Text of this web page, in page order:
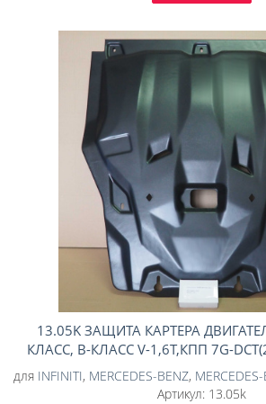
13.05K ЗАЩИТА КАРТЕРА
КЛАСС, B-КЛАСС V-1,6T,КПП 7G-
BENZ CLA-C/INFINITI Q30 2016-/
(КОМПОЗИТ 8 ММ)
для INFINITI, MERCEDES-BENZ,
Артикул: 13.05k